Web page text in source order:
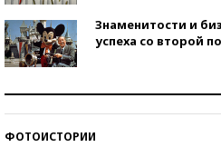
Знаменитости и
успеха со второй
ФОТОИСТОРИИ